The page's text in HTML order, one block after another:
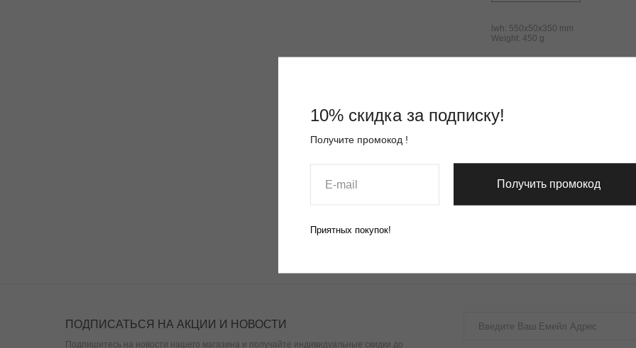
lwh: 550x50x350 mm
Weight: 450 g
ПОДПИСАТЬСЯ НА АКЦИИ И НОВОСТИ
Подпишитесь на новости нашего магазина и получайте индивидуальные скидки до
10% скидка за подписку!
Получите промокод !
Получить промокод
Приятных покупок!